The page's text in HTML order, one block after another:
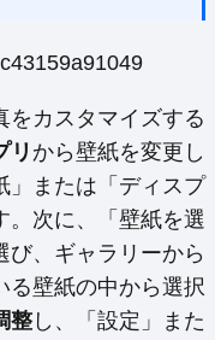
をカスタマイズする
リ から壁紙を変更し
」または「ディスプ
。次に、「壁紙を選
び、ギャラリーから
る壁紙の中から選択
整 し、「設定」また